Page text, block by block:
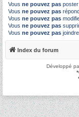
Vous ne pouvez pas
Vous ne pouvez pas
Vous ne pouvez pas
Vous ne pouvez pas
Vous ne pouvez pas
Index du forum
Développé
*